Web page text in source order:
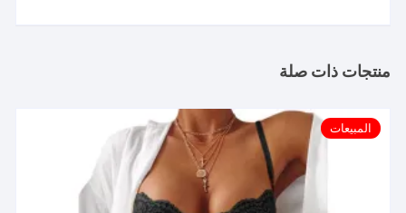
منتجات ذات صلة
المبيعات